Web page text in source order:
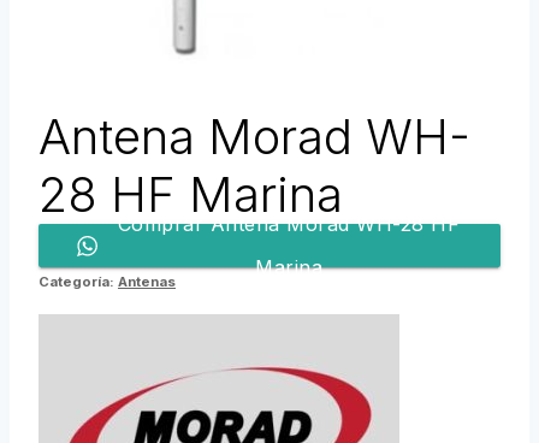
Antena Morad WH-
28 HF Marina
Comprar Antena Morad WH-28 HF
Marina
Categoría: Antenas